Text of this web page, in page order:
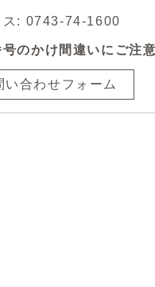
ス: 0743-74-1600
のかけ間違いにご注
い合わせフォーム